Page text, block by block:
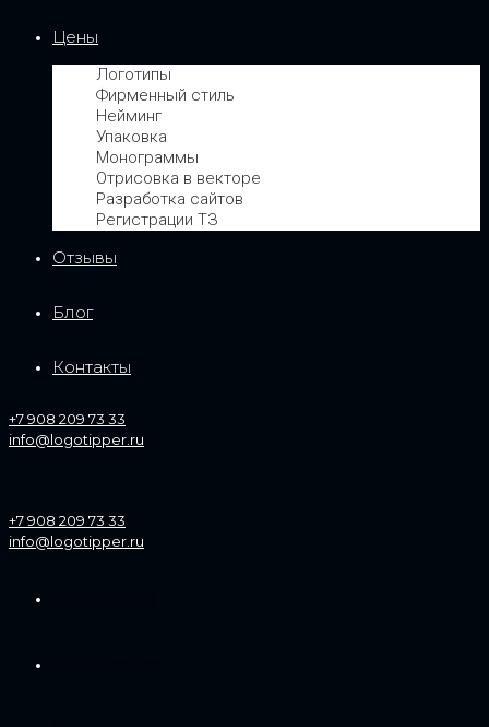
Цены
Логотипы
Фирменный стиль
Нейминг
Упаковка
Монограммы
Отрисовка в векторе
Разработка сайтов
Регистрации ТЗ
Отзывы
Блог
Контакты
+7 908 209 73 33
info@logotipper.ru
+7 908 209 73 33
info@logotipper.ru